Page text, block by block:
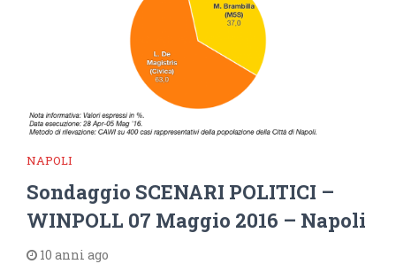
NAPOLI
Sondaggio SCENARI POLITICI –
WINPOLL 07 Maggio 2016 – Napoli
10 anni ago